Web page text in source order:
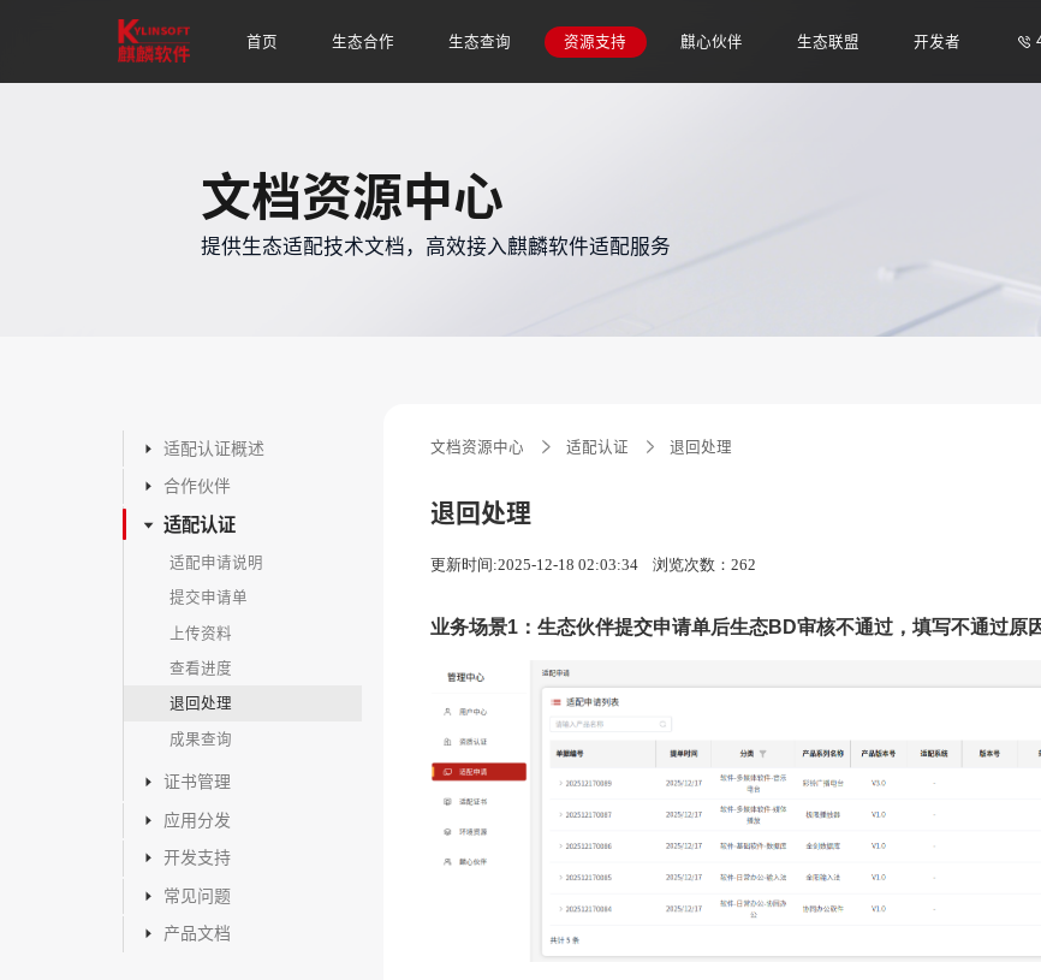
首页 生态合作 生态查询 资源支持 麒心伙伴 生态联盟 开发者
文档资源中心
提供生态适配技术文档，高效接入麒麟软件适配服务
适配认证概述
合作伙伴
适配认证
适配申请说明
提交申请单
上传资料
查看进度
退回处理
成果查询
证书管理
应用分发
开发支持
常见问题
产品文档
文档资源中心 适配认证 退回处理
退回处理
更新时间:2025-12-18 02:03:34 浏览次数：262
业务场景1 ：生态伙伴提交申请单后生态BD审核不通过，填写不通过原